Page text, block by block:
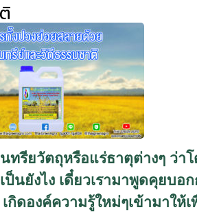
ทรียวัตถุหรือแร่ธาตุต่างๆ ว่
ป็นยังไง เดี๋ยวเรามาพูดคุยบ
ดองค์ความรู้ใหม่ๆเข้ามาให้